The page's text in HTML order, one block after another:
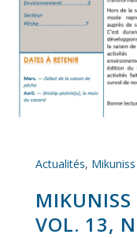
Actualités, Mikuniss
VOL. 13,